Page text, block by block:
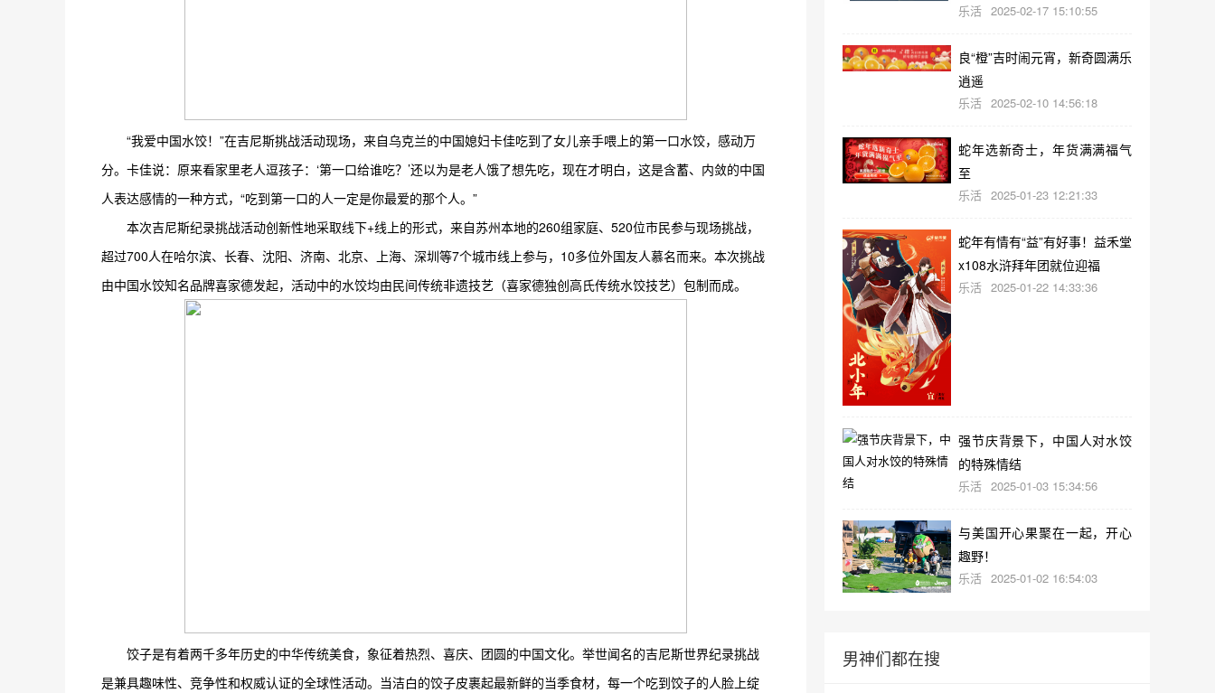
“我爱中国水饺！”在吉尼斯挑战活动现场，来自乌克兰的中国媳妇卡佳吃到了女儿亲手喂上的第一口水饺，感动万
分。卡佳说：原来看家里老人逗孩子：‘第一口给谁吃？’还以为是老人饿了想先吃，现在才明白，这是含蓄、内敛的中国
人表达感情的一种方式，“吃到第一口的人一定是你最爱的那个人。”
本次吉尼斯纪录挑战活动创新性地采取线下+线上的形式，来自苏州本地的260组家庭、520位市民参与现场挑战，
超过700人在哈尔滨、长春、沈阳、济南、北京、上海、深圳等7个城市线上参与，10多位外国友人慕名而来。本次挑战
由中国水饺知名品牌喜家德发起，活动中的水饺均由民间传统非遗技艺（喜家德独创高氏传统水饺技艺）包制而成。
饺子是有着两千多年历史的中华传统美食，象征着热烈、喜庆、团圆的中国文化。举世闻名的吉尼斯世界纪录挑战
是兼具趣味性、竞争性和权威认证的全球性活动。当洁白的饺子皮裹起最新鲜的当季食材，每一个吃到饺子的人脸上绽
乐活 2025-02-17 15:10:55
良“橙”吉时闹元宵，新奇圆满乐
逍遥
乐活 2025-02-10 14:56:18
蛇年选新奇士，年货满满福气
至
乐活 2025-01-23 12:21:33
蛇年有情有“益”有好事！益禾堂
x108水浒拜年团就位迎福
乐活 2025-01-22 14:33:36
强节庆背景下，中国人对水饺
的特殊情结
乐活 2025-01-03 15:34:56
与美国开心果聚在一起，开心
趣野！
乐活 2025-01-02 16:54:03
男神们都在搜